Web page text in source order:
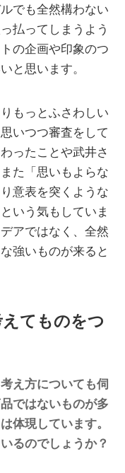
でも全然構わない
払ってしまうよう
の企画や印象のつ
と思います。
もっとふさわしい
いつつ審査をして
ったことや武井さ
た「思いもよらな
意表を突くような
いう気もしていま
アではなく、全然
強いものが来ると
てものをつ
え方についても伺
ではないものが多
体現しています。
るのでしょうか？